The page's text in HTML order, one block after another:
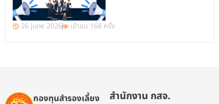
26 June 2026 เข้าชม 168 ครั้ง
กองทุนสำรองเลี้ยง
สำนักงาน กสจ.